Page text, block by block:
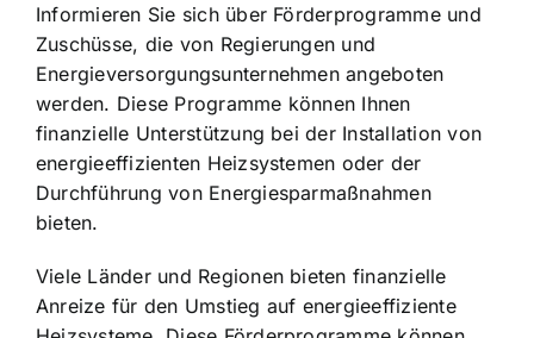
Informieren Sie sich über Förderprogramme und
Zuschüsse, die von Regierungen und
Energieversorgungsunternehmen angeboten
werden. Diese Programme können Ihnen
finanzielle Unterstützung bei der Installation von
energieeffizienten Heizsystemen oder der
Durchführung von Energiesparmaßnahmen
bieten.
Viele Länder und Regionen bieten finanzielle
Anreize für den Umstieg auf energieeffiziente